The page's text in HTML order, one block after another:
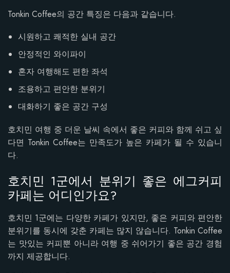
Tonkin Coffee의 공간 특징은 다음과 같습니다.
시원하고 쾌적한 실내 공간
안정적인 와이파이
혼자 여행해도 편한 좌석
조용하고 편안한 분위기
대화하기 좋은 공간 구성
호치민 여행 중 더운 날씨 속에서 좋은 커피와 함께 쉬고 싶
다면 Tonkin Coffee는 만족도가 높은 카페가 될 수 있습니
다.
호치민 1군에서 분위기 좋은 에그커피
카페는 어디인가요?
호치민 1군에는 다양한 카페가 있지만, 좋은 커피와 편안한
분위기를 동시에 갖춘 카페는 많지 않습니다. Tonkin Coffee
는 맛있는 커피뿐 아니라 여행 중 쉬어가기 좋은 공간 경험
까지 제공합니다.